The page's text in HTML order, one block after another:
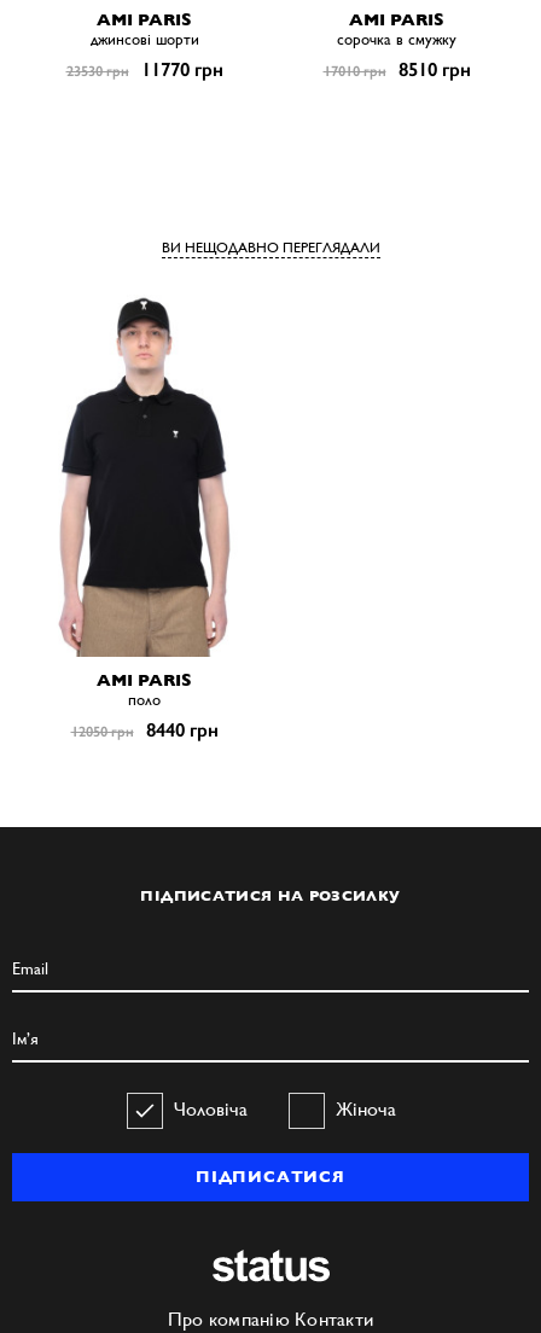
AMI PARIS
джинсові шорти
23530 грн 11770 грн
AMI PARIS
сорочка в смужку
17010 грн 8510 грн
ВИ НЕЩОДАВНО ПЕРЕГЛЯДАЛИ
AMI PARIS
поло
12050 грн 8440 грн
ПІДПИСАТИСЯ НА РОЗСИЛКУ
Чоловіча Жіноча
ПІДПИСАТИСЯ
Про компанію Контакти